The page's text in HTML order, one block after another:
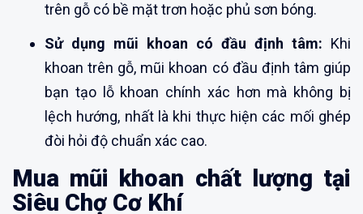
trên gỗ có bề mặt trơn hoặc phủ sơn bóng.
Sử dụng mũi khoan có đầu định tâm: Khi
khoan trên gỗ, mũi khoan có đầu định tâm giúp
bạn tạo lỗ khoan chính xác hơn mà không bị
lệch hướng, nhất là khi thực hiện các mối ghép
đòi hỏi độ chuẩn xác cao.
Mua mũi khoan chất lượng tại
Siêu Chợ Cơ Khí